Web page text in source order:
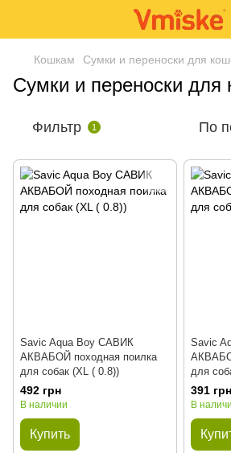
Кошкам Сумки и переноски для
Сумки и переноски для
Фильтр 1 По
Savic Aqua Boy САВИК
АКВАБОЙ походная поилка
для собак (XL ( 0.8))
492 грн
В наличии
Купить
Savic
для
391 грн
В